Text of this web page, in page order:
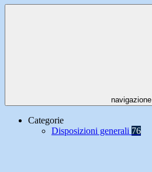
navigazione
Categorie
Disposizioni generali 76